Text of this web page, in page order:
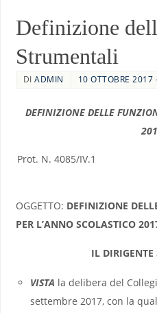
Definizione
Strumentali
DIADMIN 10 OTTOBRE 2017
DEFINIZIONE DELLE
Prot. N.
Reggio
OGGETTO: DEFINIZIONE
PER L’ANNO SCOLASTICO
IL DIRIGENTE
VISTA la delibera del
settembre 2017, con la